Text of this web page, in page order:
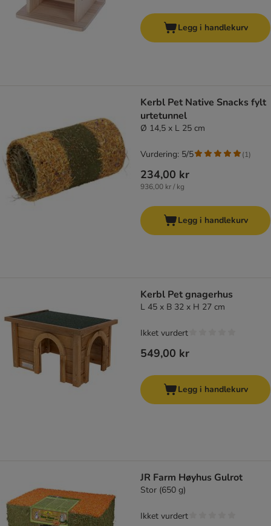
Legg i handlekurv
Kerbl Pet Native Snacks fylt
urtetunnel
Ø 14,5 x L 25 cm
234,00 kr
936,00 kr / kg
Vurdering: 5/5 (1)
Legg i handlekurv
Kerbl Pet gnagerhus
L 45 x B 32 x H 27 cm
549,00 kr
Ikket vurdert
Legg i handlekurv
JR Farm Høyhus Gulrot
Stor (650 g)
Ikket vurdert